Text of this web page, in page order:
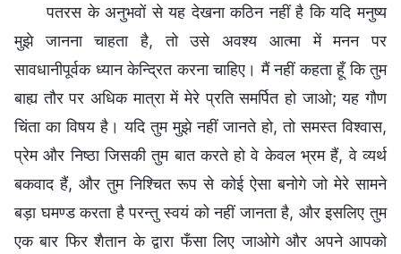
पतरस के अनुभवों से यह देखना कठिन नहीं है कि यदि मनुष्य
मुझे जानना चाहता है, तो उसे अवश्य आत्मा में मनन पर
सावधानीपूर्वक ध्यान केन्द्रित करना चाहिए। मैं नहीं कहता हूँ कि तुम
बाह्य तौर पर अधिक मात्रा में मेरे प्रति समर्पित हो जाओ; यह गौण
चिंता का विषय है। यदि तुम मुझे नहीं जानते हो, तो समस्त विश्वास,
प्रेम और निष्ठा जिसकी तुम बात करते हो वे केवल भ्रम हैं, वे व्यर्थ
बकवाद हैं, और तुम निश्चित रूप से कोई ऐसा बनोगे जो मेरे सामने
बड़ा घमण्ड करता है परन्तु स्वयं को नहीं जानता है, और इसलिए तुम
एक बार फिर शैतान के द्वारा फँसा लिए जाओगे और अपने आपको